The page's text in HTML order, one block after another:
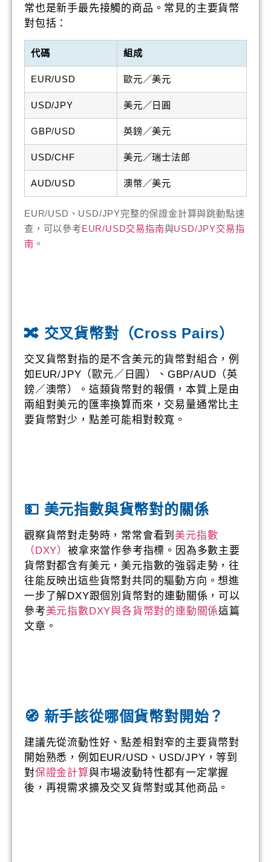
常也是新手最先接觸的商品。常見的主要貨幣
對包括：
代碼 組成
EUR/USD 歐元／美元
USD/JPY 美元／日圓
GBP/USD 英鎊／美元
USD/CHF 美元／瑞士法郎
AUD/USD 澳幣／美元
EUR/USD、USD/JPY完整的保證金計算與跳動點速
查，可以參考EUR/USD交易指南與USD/JPY交易指
南 。
🔀 交叉貨幣對（Cross Pairs）
交叉貨幣對指的是不含美元的貨幣對組合，例
如EUR/JPY（歐元／日圓）、GBP/AUD（英
鎊／澳幣）。這類貨幣對的報價，本質上是由
兩組對美元的匯率換算而來，交易量通常比主
要貨幣對少，點差可能相對較寬。
💵 美元指數與貨幣對的關係
觀察貨幣對走勢時，常常會看到 美元指數
（DXY） 被拿來當作參考指標。因為多數主要
貨幣對都含有美元，美元指數的強弱走勢，往
往能反映出這些貨幣對共同的驅動方向。想進
一步了解DXY跟個別貨幣對的連動關係，可以
參考美元指數DXY與各貨幣對的連動關係這篇
文章。
🧭 新手該從哪個貨幣對開始？
建議先從流動性好、點差相對窄的主要貨幣對
開始熟悉，例如EUR/USD、USD/JPY，等到
對保證金計算與市場波動特性都有一定掌握
後，再視需求擴及交叉貨幣對或其他商品。